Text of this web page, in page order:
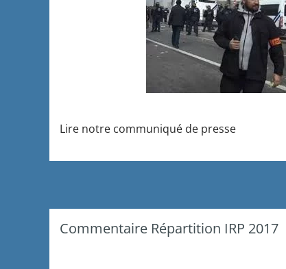
Lire notre communiqué de presse
Commentaire Répartition IRP 2017